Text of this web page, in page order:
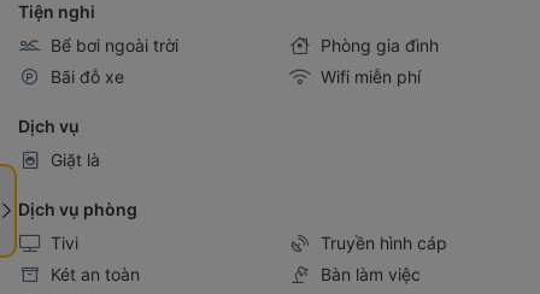
Tiện nghi
Bể bơi ngoài trời
Phòng gia đình
Bãi đỗ xe
Wifi miễn phí
Dịch vụ
Giặt là
Dịch vụ phòng
Tivi
Truyền hình cáp
Két an toàn
Bàn làm việc